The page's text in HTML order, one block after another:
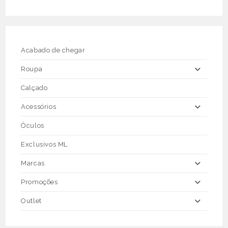
Acabado de chegar
Roupa
Calçado
Acessórios
Óculos
Exclusivos ML
Marcas
Promoções
Outlet